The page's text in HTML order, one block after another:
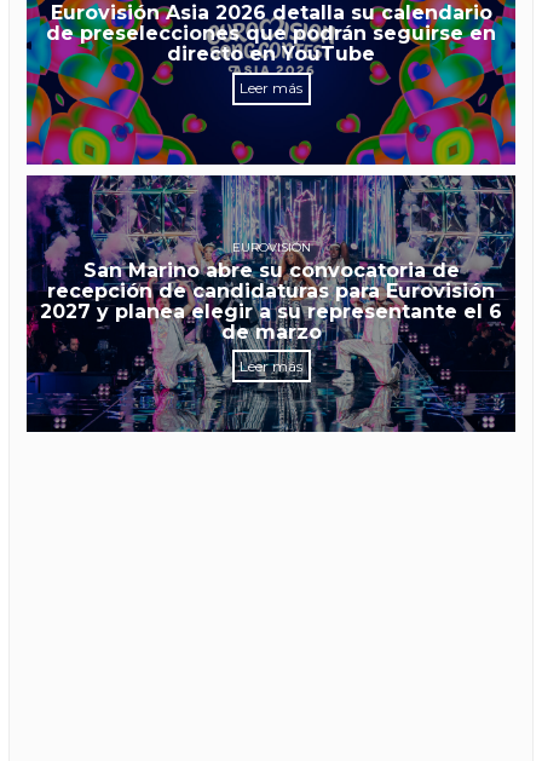
Eurovisión Asia 2026 detalla su calendario
de preselecciones que podrán seguirse en
directo en YouTube
Leer más
EUROVISIÓN
San Marino abre su convocatoria de
recepción de candidaturas para Eurovisión
2027 y planea elegir a su representante el 6
de marzo
Leer más